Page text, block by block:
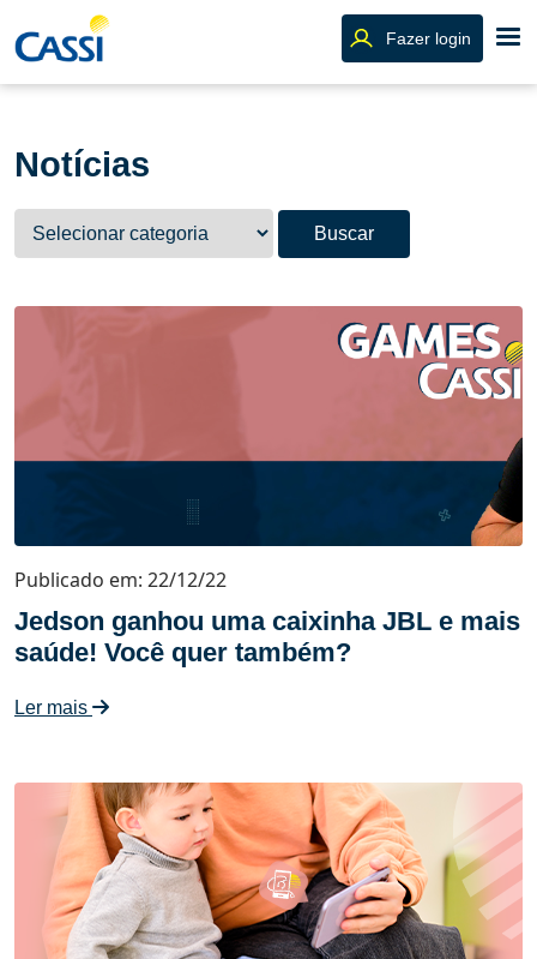
Fazer login
Notícias
Buscar
Publicado em: 22/12/22
Jedson ganhou uma caixinha JBL e mais
saúde! Você quer também?
Ler mais